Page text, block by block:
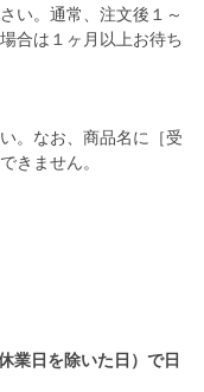
い。通常、注文後１～
合は１ヶ月以上お待ち
。なお、商品名に［受
きません。
業日を除いた日）で日